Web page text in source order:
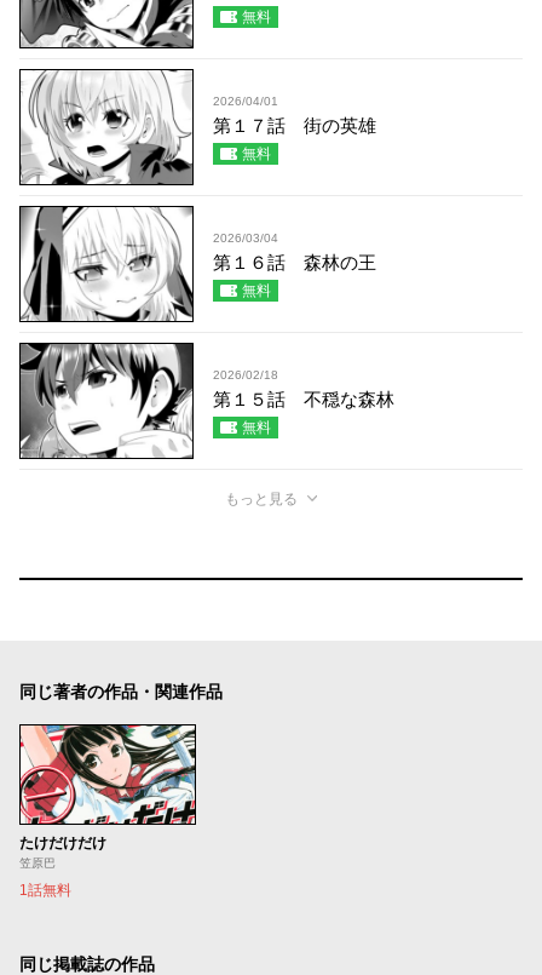
無料
2026/04/01
第１７話 街の英雄
無料
2026/03/04
第１６話 森林の王
無料
2026/02/18
第１５話 不穏な森林
無料
もっと見る
同じ著者の作品・関連作品
たけだけだけ
笠原巴
1話無料
同じ掲載誌の作品